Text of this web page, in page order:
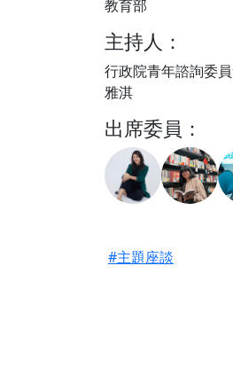
教育部
主持人：
行政院青年諮詢委
雅淇
出席委員：
#主題座談